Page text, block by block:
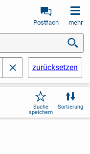
Postfach mehr
schließenzurücksetzen
Suche
speichern
Sortierung